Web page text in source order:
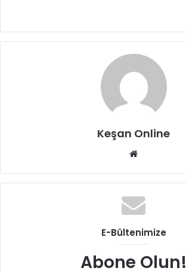
Keşan Online
Web
E-Bültenimize
Abone Olun!